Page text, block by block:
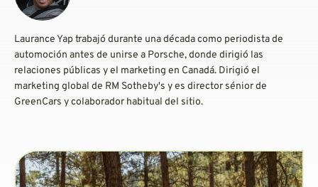
Laurance Yap trabajó durante una década como periodista de
automoción antes de unirse a Porsche, donde dirigió las
relaciones públicas y el marketing en Canadá. Dirigió el
marketing global de RM Sotheby's y es director sénior de
GreenCars y colaborador habitual del sitio.